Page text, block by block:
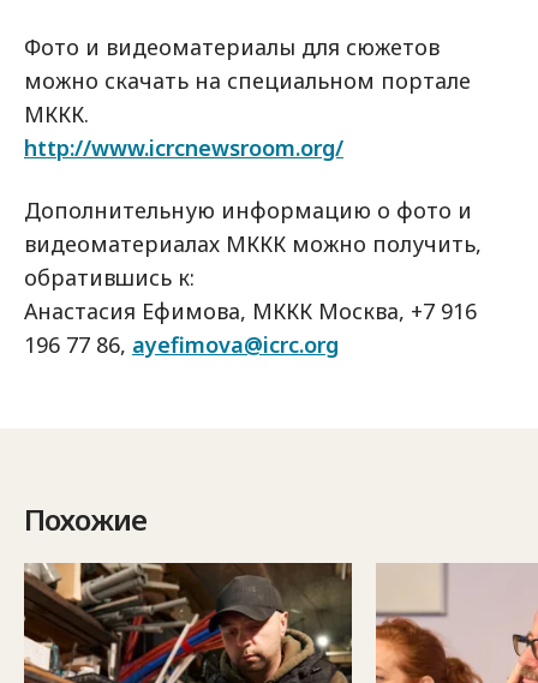
Фото и видеоматериалы для сюжетов
можно скачать на специальном портале
МККК.
http://www.icrcnewsroom.org/
Дополнительную информацию о фото и
видеоматериалах МККК можно получить,
обратившись к:
Анастасия Ефимова, МККК Москва, +7 916
196 77 86, ayefimova@icrc.org
Похожие